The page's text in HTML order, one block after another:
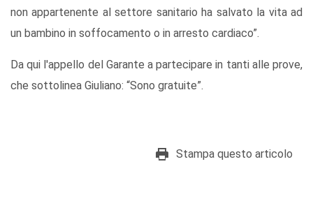
non appartenente al settore sanitario ha salvato la vita ad
un bambino in soffocamento o in arresto cardiaco”.
Da qui l'appello del Garante a partecipare in tanti alle prove,
che sottolinea Giuliano: “Sono gratuite”.
Stampa questo articolo